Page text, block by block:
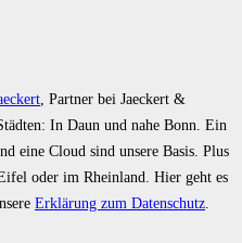
, Partner bei Jaeckert &
In Daun und nahe Bonn. Ein
eine Cloud sind unsere Basis. Plus
oder im Rheinland. Hier geht es
Erklärung zum Datenschutz